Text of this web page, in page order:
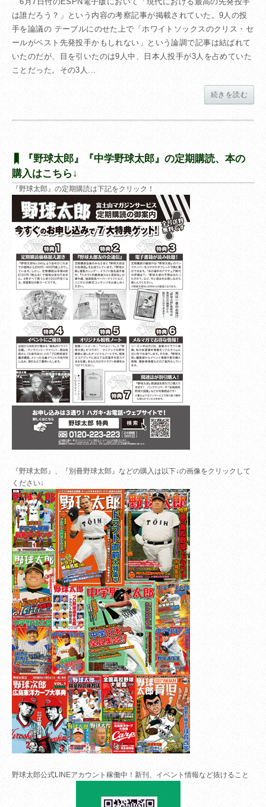
は誰だろう？」という内容の考察記事が掲載されていた。9人の投
手を論議の テーブルにのせた上で「ホワイトソックスのクリス・セ
ールがベスト先発投手かもしれない」という論調で記事は結ばれて
いたのだが、目を引いたのは9人中、日本人投手が3人を占めていた
ことだった。その3人...
続きを読む
『野球太郎』『中学野球太郎』の定期購読、本の
購入はこちら↓
『野球太郎』の定期購読は下記をクリック！
『野球太郎』、『別冊野球太郎』などの購入は以下↓の画像をクリックして
ください↓
野球太郎公式LINEアカウント稼働中！新刊、イベント情報など抜けること